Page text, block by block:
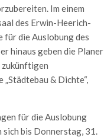
Im einem
des Erwin-Heerich-
für die Auslobung des
hinaus geben die Planer
zukünftigen
& Dichte“,
für die Auslobung
sich bis Donnerstag, 31.